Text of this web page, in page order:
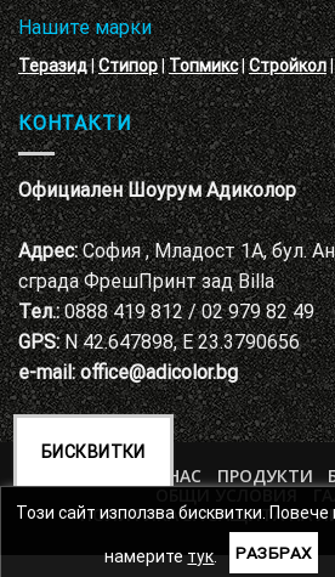
Нашите марки
Теразид|Стипор|Топмикс|Стройкол
КОНТАКТИ
Официален Шоурум Адиколор
Адрес:София , Младост 1А, бул.
сграда ФрешПринт зад Billa
Тел.:0888 419 812 / 02 979 82 49
GPS:N 42.647898, E 23.3790656
e-mail: office@adicolor.bg
ЗА НАС ПРОДУКТИ
ОБЩИ УСЛОВИЯ
ПОЛИТИКА ЗА ЗАЩИТА НА
БИСКВИТКИ
Този сайт използва бисквитки.
намерите тук. РАЗБРАХ